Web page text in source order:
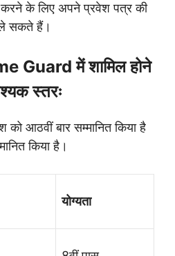
करने के लिए अपने प्रवेश पत्र की
सकते हैं।
Guard में शामिल होने
स्तरः
आठवीं बार सम्मानित किया है
किया है।
योग्यता